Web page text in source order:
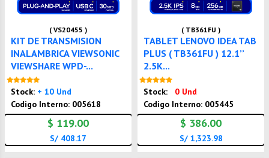
( VS20455 )
KIT DE TRANSMISION
INALAMBRICA VIEWSONIC
VIEWSHARE WPD-...
Stock: + 10 Und
Codigo Interno: 005618
$ 119.00
S/ 408.17
( TB361FU )
TABLET LENOVO IDEA TAB
PLUS ( TB361FU ) 12.1’’
2.5K...
Stock:
0 Und
Codigo Interno: 005445
$ 386.00
S/ 1,323.98